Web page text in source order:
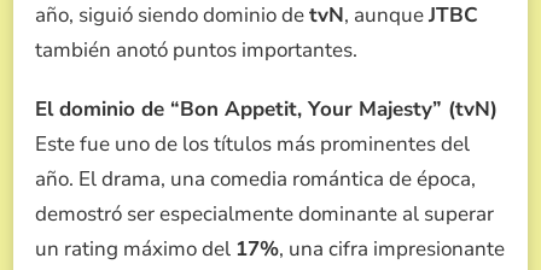
año, siguió siendo dominio detvN, aunqueJTBC
también anotó puntos importantes.
El dominio de “Bon Appetit, Your Majesty” (tvN)
Este fue uno de los títulos más prominentes del
año. El drama, una comedia romántica de época,
demostró ser especialmente dominante al superar
un rating máximo del 17%, una cifra impresionante